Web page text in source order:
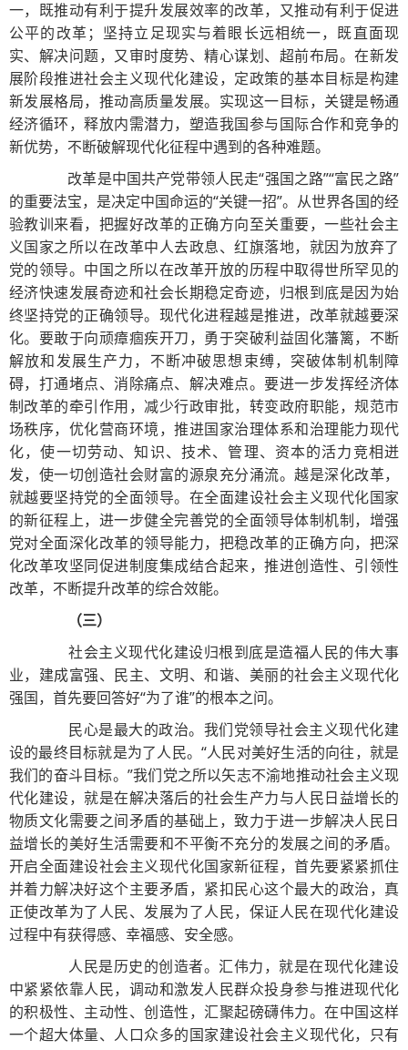
一，既推动有利于提升发展效率的改革，又推动有利于促进
公平的改革；坚持立足现实与着眼长远相统一，既直面现
实、解决问题，又审时度势、精心谋划、超前布局。在新发
展阶段推进社会主义现代化建设，定政策的基本目标是构建
新发展格局，推动高质量发展。实现这一目标，关键是畅通
经济循环，释放内需潜力，塑造我国参与国际合作和竞争的
新优势，不断破解现代化征程中遇到的各种难题。
改革是中国共产党带领人民走“强国之路”“富民之路”
的重要法宝，是决定中国命运的“关键一招”。从世界各国的经
验教训来看，把握好改革的正确方向至关重要，一些社会主
义国家之所以在改革中人去政息、红旗落地，就因为放弃了
党的领导。中国之所以在改革开放的历程中取得世所罕见的
经济快速发展奇迹和社会长期稳定奇迹，归根到底是因为始
终坚持党的正确领导。现代化进程越是推进，改革就越要深
化。要敢于向顽瘴痼疾开刀，勇于突破利益固化藩篱，不断
解放和发展生产力，不断冲破思想束缚，突破体制机制障
碍，打通堵点、消除痛点、解决难点。要进一步发挥经济体
制改革的牵引作用，减少行政审批，转变政府职能，规范市
场秩序，优化营商环境，推进国家治理体系和治理能力现代
化，使一切劳动、知识、技术、管理、资本的活力竞相迸
发，使一切创造社会财富的源泉充分涌流。越是深化改革，
就越要坚持党的全面领导。在全面建设社会主义现代化国家
的新征程上，进一步健全完善党的全面领导体制机制，增强
党对全面深化改革的领导能力，把稳改革的正确方向，把深
化改革攻坚同促进制度集成结合起来，推进创造性、引领性
改革，不断提升改革的综合效能。
（三）
社会主义现代化建设归根到底是造福人民的伟大事
业，建成富强、民主、文明、和谐、美丽的社会主义现代化
强国，首先要回答好“为了谁”的根本之问。
民心是最大的政治。我们党领导社会主义现代化建
设的最终目标就是为了人民。“人民对美好生活的向往，就是
我们的奋斗目标。”我们党之所以矢志不渝地推动社会主义现
代化建设，就是在解决落后的社会生产力与人民日益增长的
物质文化需要之间矛盾的基础上，致力于进一步解决人民日
益增长的美好生活需要和不平衡不充分的发展之间的矛盾。
开启全面建设社会主义现代化国家新征程，首先要紧紧抓住
并着力解决好这个主要矛盾，紧扣民心这个最大的政治，真
正使改革为了人民、发展为了人民，保证人民在现代化建设
过程中有获得感、幸福感、安全感。
人民是历史的创造者。汇伟力，就是在现代化建设
中紧紧依靠人民，调动和激发人民群众投身参与推进现代化
的积极性、主动性、创造性，汇聚起磅礴伟力。在中国这样
一个超大体量、人口众多的国家建设社会主义现代化，只有